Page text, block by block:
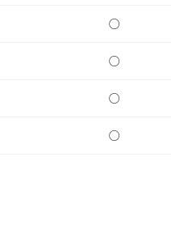
○
○
○
○